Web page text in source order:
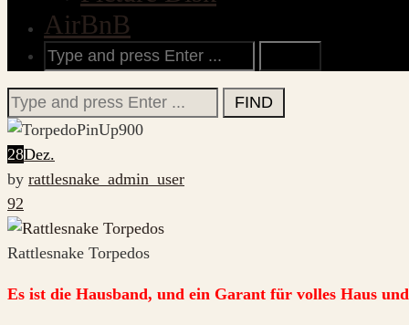
AirBnB
Search
for:
Search
for:
28Dez.
by rattlesnake_admin_user
92
Rattlesnake Torpedos
Es ist die Hausband, und ein Garant für volles Haus